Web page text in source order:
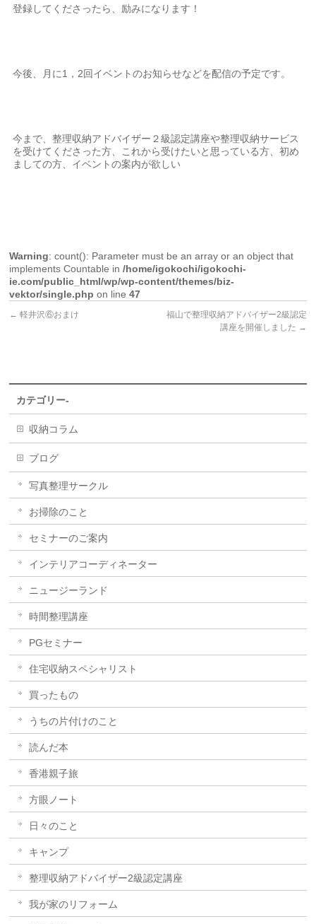
登録してくださったら、励みになります！
今後、月に1，2回イベントのお知らせなどを配信の予定です。
今まで、整理収納アドバイザー２級認定講座や整理収納サービス
を受けてくださった方、これから受けたいと思っている方、初め
ましての方、イベントの案内が欲しい
Warning: count(): Parameter must be an array or an object that
implements Countable in/home/igokochi/igokochi-
ie.com/public_html/wp/wp-content/themes/biz-
vektor/single.php on line47
← 軽井沢⑥おまけ
福山で整理収納アドバイザー2級認定
講座を開催しました →
カテゴリー-
収納コラム
ブログ
写真整理サークル
お掃除のこと
セミナーのご案内
インテリアコーディネーター
ニュージーランド
時間整理講座
PGセミナー
住宅収納スペシャリスト
買ったもの
うちの片付けのこと
読んだ本
香港親子旅
方眼ノート
日々のこと
キャンプ
整理収納アドバイザー2級認定講座
我が家のリフォーム